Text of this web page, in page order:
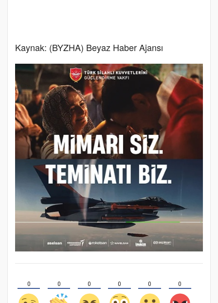
Kaynak: (BYZHA) Beyaz Haber Ajansı
0 0 0 0 0 0